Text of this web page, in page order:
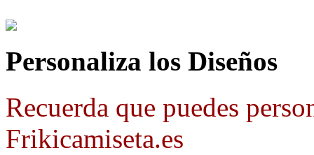
Personaliza los Diseños
Recuerda que puedes
Frikicamiseta.es